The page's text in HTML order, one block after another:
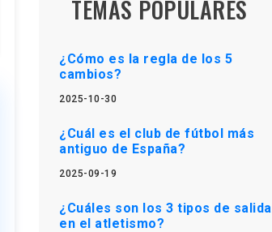
TEMAS POPULARES
¿Cómo es la regla de los 5
cambios?
2025-10-30
¿Cuál es el club de fútbol más
antiguo de España?
2025-09-19
¿Cuáles son los 3 tipos de salida
en el atletismo?